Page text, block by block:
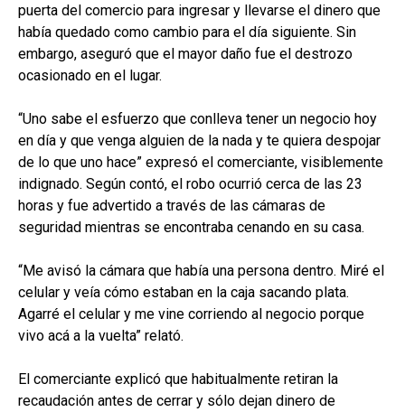
puerta del comercio para ingresar y llevarse el dinero que
había quedado como cambio para el día siguiente. Sin
embargo, aseguró que el mayor daño fue el destrozo
ocasionado en el lugar.
“Uno sabe el esfuerzo que conlleva tener un negocio hoy
en día y que venga alguien de la nada y te quiera despojar
de lo que uno hace” expresó el comerciante, visiblemente
indignado. Según contó, el robo ocurrió cerca de las 23
horas y fue advertido a través de las cámaras de
seguridad mientras se encontraba cenando en su casa.
“Me avisó la cámara que había una persona dentro. Miré el
celular y veía cómo estaban en la caja sacando plata.
Agarré el celular y me vine corriendo al negocio porque
vivo acá a la vuelta” relató.
El comerciante explicó que habitualmente retiran la
recaudación antes de cerrar y sólo dejan dinero de